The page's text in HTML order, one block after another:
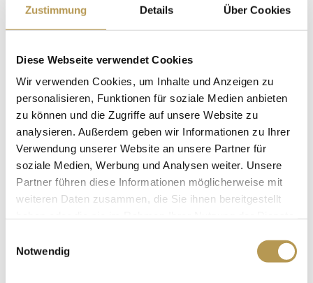
Zustimmung Details Über Cookies
Diese Webseite verwendet Cookies
Wir verwenden Cookies, um Inhalte und Anzeigen zu
personalisieren, Funktionen für soziale Medien anbieten
zu können und die Zugriffe auf unsere Website zu
analysieren. Außerdem geben wir Informationen zu Ihrer
Verwendung unserer Website an unsere Partner für
soziale Medien, Werbung und Analysen weiter. Unsere
Partner führen diese Informationen möglicherweise mit
weiteren Daten zusammen, die Sie ihnen bereitgestellt
Notwendig
Leonis Feinschmeckerpaket als 3-Gang Dinner Menü
Entspannen Sie bei einem Buch von Dr. Rolf Lohbeck
Exklusiver Vorteil für Sie bei Direktbuchung:
Kostenloser Parkplatz
Übernachtungen:2 Nächte
Preis:ab 219,50 Euro pro Person
Reisezeitraum: ganzjährig